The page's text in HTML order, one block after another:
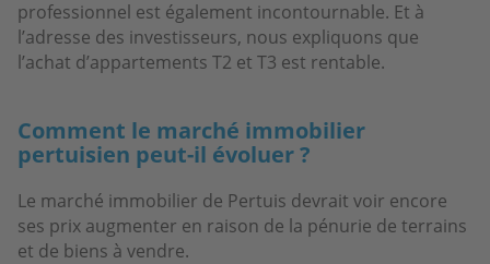
professionnel est également incontournable. Et à
l’adresse des investisseurs, nous expliquons que
l’achat d’appartements T2 et T3 est rentable.
Comment le marché immobilier
pertuisien peut-il évoluer ?
Le marché immobilier de Pertuis devrait voir encore
ses prix augmenter en raison de la pénurie de terrains
et de biens à vendre.